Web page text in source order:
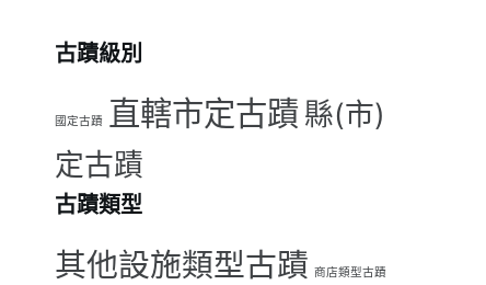
古蹟級別
國定古蹟 直轄市定古蹟縣(市)
定古蹟
古蹟類型
其他設施類型古蹟 商店類型古蹟